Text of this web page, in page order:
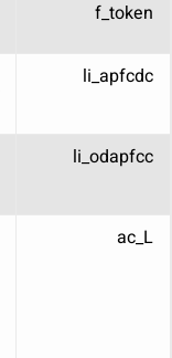
f_token
li_apfcdc
li_odapfcc
ac_L